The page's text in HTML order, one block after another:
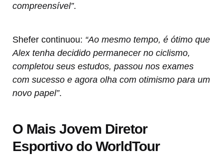
compreensível”.
Shefer continuou: “Ao mesmo tempo, é ótimo que
Alex tenha decidido permanecer no ciclismo,
completou seus estudos, passou nos exames
com sucesso e agora olha com otimismo para um
novo papel”.
O Mais Jovem Diretor
Esportivo do WorldTour